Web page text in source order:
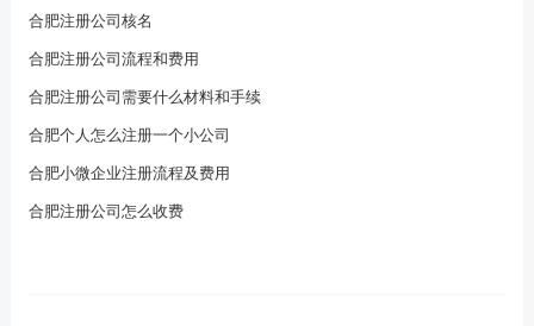
合肥注册公司核名
合肥注册公司流程和费用
合肥注册公司需要什么材料和手续
合肥个人怎么注册一个小公司
合肥小微企业注册流程及费用
合肥注册公司怎么收费